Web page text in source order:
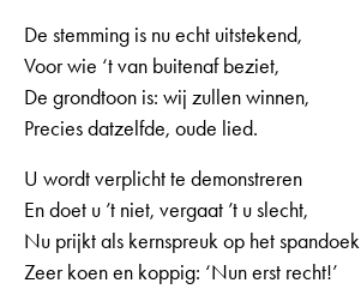
De stemming is nu echt uitstekend,
Voor wie ‘t van buitenaf beziet,
De grondtoon is: wij zullen winnen,
Precies datzelfde, oude lied.
U wordt verplicht te demonstreren
En doet u ’t niet, vergaat ’t u slecht,
Nu prijkt als kernspreuk op het spandoek
Zeer koen en koppig: ‘Nun erst recht!’